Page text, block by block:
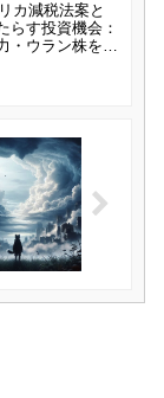
カ減税法案と
らす投資機会：
・ウラン株を分